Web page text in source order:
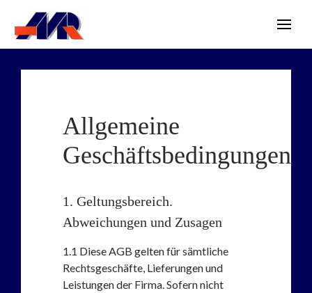
Allgemeine
Geschäftsbedingungen
1. Geltungsbereich.
Abweichungen und Zusagen
1.1 Diese AGB gelten für sämtliche
Rechtsgeschäfte, Lieferungen und
Leistungen der Firma. Sofern nicht